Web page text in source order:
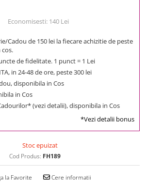
Economisesti: 140 Lei
Cadou de 150 lei la fiecare achizitie de peste
cos.
de fidelitate. 1 punct = 1 Lei
in 24-48 de ore, peste 300 lei
disponibila in Cos
in Cos
(vezi detalii), disponibila in Cos
*Vezi detalii bonus
Stoc epuizat
Cod Produs: FH189
la Favorite Cere informatii